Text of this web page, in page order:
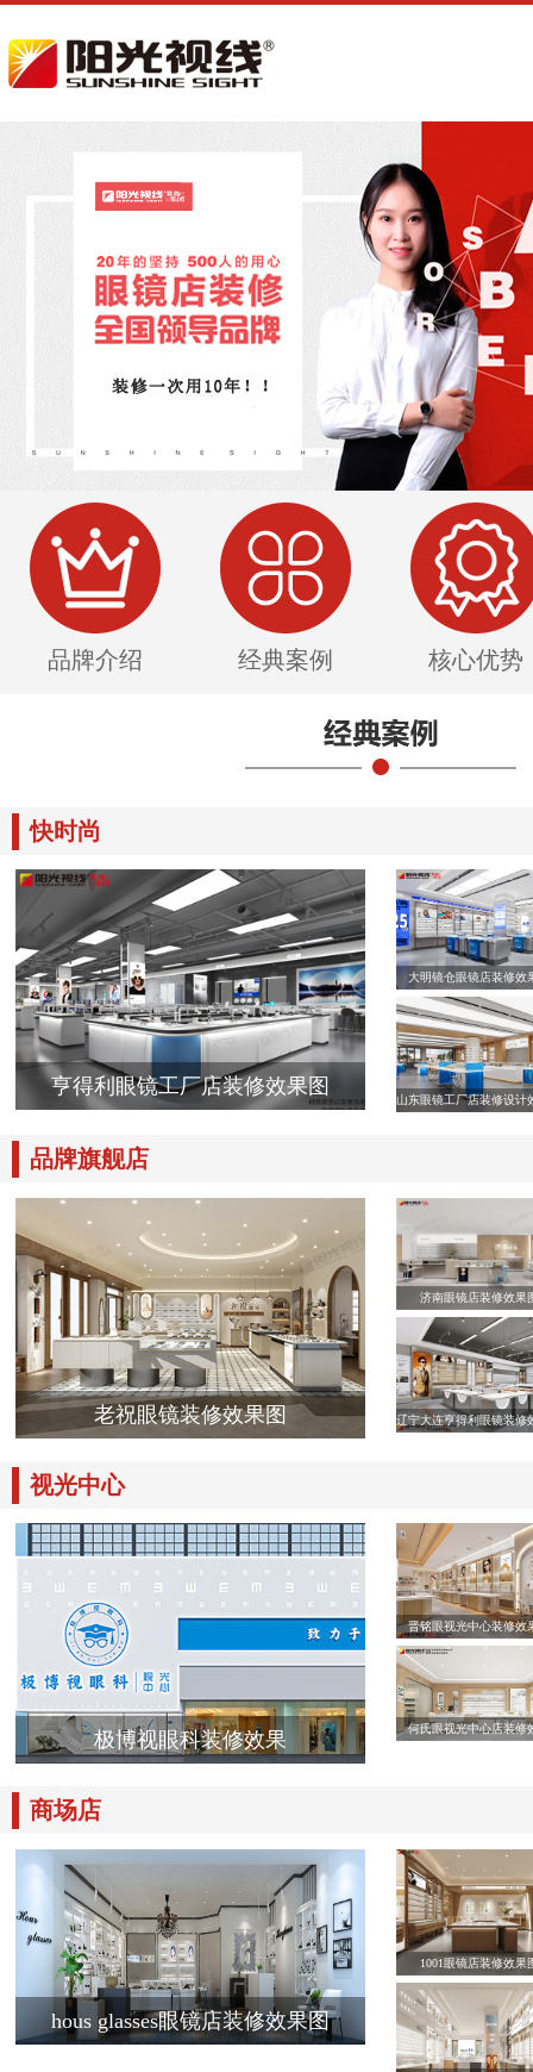
品牌介绍 经典案例 核心优势
快时尚
亨得利眼镜工厂店装修效果图
大明镜仓眼镜店装修效
山东眼镜工厂店装修设计
品牌旗舰店
老祝眼镜装修效果图
济南眼镜店装修效果
辽宁大连亨得利眼镜装修
视光中心
极博视眼科装修效果
晋铭眼视光中心装修效
何氏眼视光中心店装修
商场店
hous glasses眼镜店装修效果图
1001眼镜店装修效果